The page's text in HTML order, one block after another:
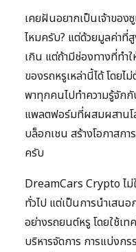
เคยฝันอยากเป็นเจ้าขอ
ไหมครับ? แต่ด้วยมูลค่าที่
เกิน แต่ถ้ามีช่องทางที่ทำ
ของรถหรูเหล่านี้ได้ โดยไ
พาทุกคนไปทำความรู้จัก
แพลตฟอร์มที่ผสมผสานโ
บล็อกเชน สร้างโอกาสก
ครับ
DreamCars Crypto ไม่
ทั่วไป แต่เป็นการนำเสน
อย่างรถยนต์หรู โดยใช้เท
บริหารจัดการ การแบ่งกร